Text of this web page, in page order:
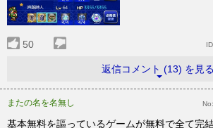
50
返信コメント (13) を見る
またの名を名無し No:
基本無料を謳っているゲームが無料で全て完